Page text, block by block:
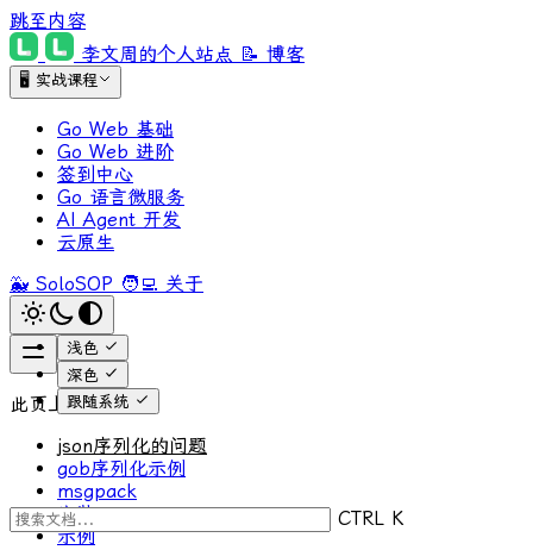
跳至内容
李文周的个人站点 📝 博客
🖥 实战课程
Go Web 基础
Go Web 进阶
签到中心
Go 语言微服务
AI Agent 开发
云原生
🐳 SoloSOP 🧑‍💻 关于
浅色
深色
跟随系统
CTRL K
此页上
json序列化的问题
gob序列化示例
msgpack
安装
示例